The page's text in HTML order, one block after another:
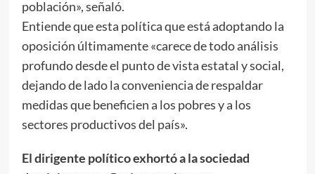
población», señaló.
Entiende que esta política que está adoptando la
oposición últimamente «carece de todo análisis
profundo desde el punto de vista estatal y social,
dejando de lado la conveniencia de respaldar
medidas que beneficien a los pobres y a los
sectores productivos del país».
El dirigente político exhortó a la sociedad